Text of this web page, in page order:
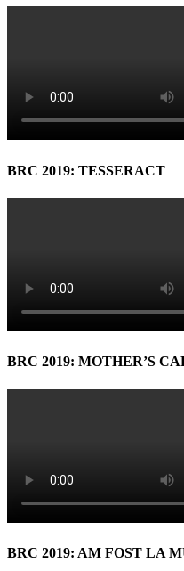
BRC 2019: TESSERACT
BRC 2019: MOTHER’S
BRC 2019: AM FOST LA